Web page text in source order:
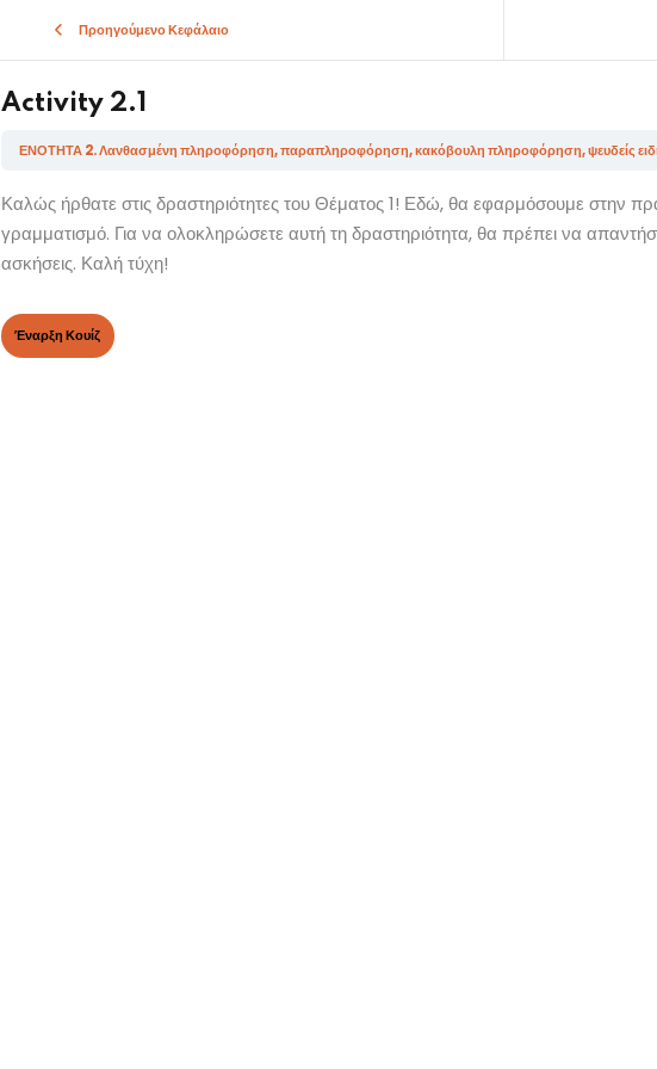
Προηγούμενο Κεφάλαιο
Activity 2.1
ΕΝΟΤΗΤΑ 2. Λανθασμένη πληροφόρηση, παραπληροφόρηση, κακόβουλη πληροφόρηση, ψευδείς
Καλώς ήρθατε στις δραστηριότητες του Θέματος 1! Εδώ, θα εφαρμόσουμε στην
γραμματισμό. Για να ολοκληρώσετε αυτή τη δραστηριότητα, θα πρέπει να
ασκήσεις. Καλή τύχη!
Sign in Sign up